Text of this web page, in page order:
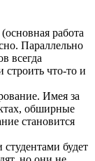
работа
Параллельно
всегда
строить что-то и
Имея за
обширные
становится
будет